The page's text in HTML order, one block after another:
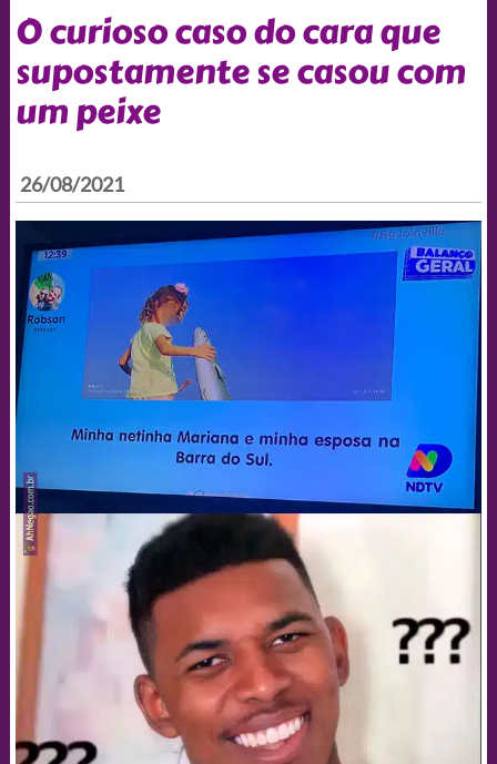
O curioso caso do cara que
supostamente se casou com
um peixe
26/08/2021